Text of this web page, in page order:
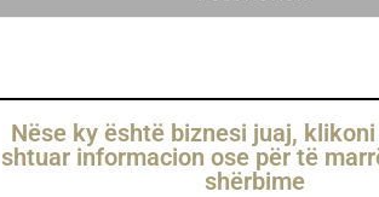
Nëse ky është biznesi juaj,
shtuar informacion ose për të
shërbime